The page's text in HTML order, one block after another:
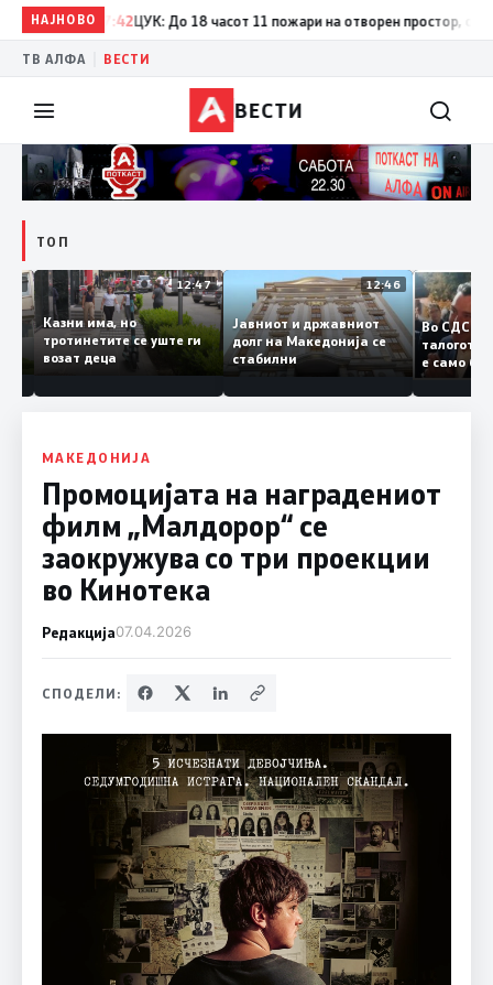
НАЈНОВО
17:42 ЦУК: До 18 часот 11 пожари на отворен простор, од кои
ТВ АЛФА ВЕСТИ
ВЕСТИ
ТОП
12:50
и
12:47
Казни има, но
тротинетите се уште ги
возат деца
12:46
Јавниот и државниот
долг на Македонија се
стабилни
Во
е само
копија
Заев
МАКЕДОНИЈА
Промоцијата на наградениот
филм „Малдорор“ се
заокружува со три проекции
во Кинотека
Редакција07.04.2026
СПОДЕЛИ: